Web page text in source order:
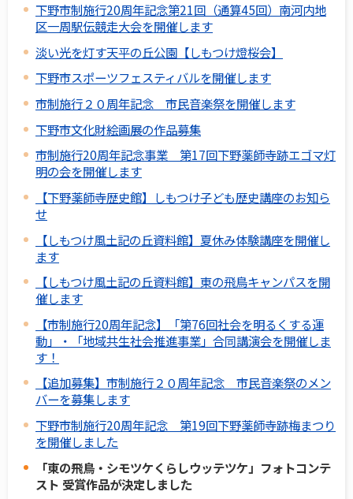
下野市制施行20周年記念第21回（通算45回）南河内地
区一周駅伝競走大会を開催します
淡い光を灯す天平の丘公園【しもつけ燈桜会】
下野市スポーツフェスティバルを開催します
市制施行２０周年記念 市民音楽祭を開催します
下野市文化財絵画展の作品募集
市制施行20周年記念事業 第17回下野薬師寺跡エゴマ灯
明の会を開催します
【下野薬師寺歴史館】しもつけ子ども歴史講座のお知ら
せ
【しもつけ風土記の丘資料館】夏休み体験講座を開催し
ます
【しもつけ風土記の丘資料館】東の飛鳥キャンパスを開
催します
【市制施行20周年記念】「第76回社会を明るくする運
動」・「地域共生社会推進事業」合同講演会を開催しま
す！
【追加募集】市制施行２０周年記念 市民音楽祭のメン
バーを募集します
下野市制施行20周年記念 第19回下野薬師寺跡梅まつり
を開催しました
「東の飛鳥・シモツケくらしウッテツケ」フォトコンテ
スト 受賞作品が決定しました